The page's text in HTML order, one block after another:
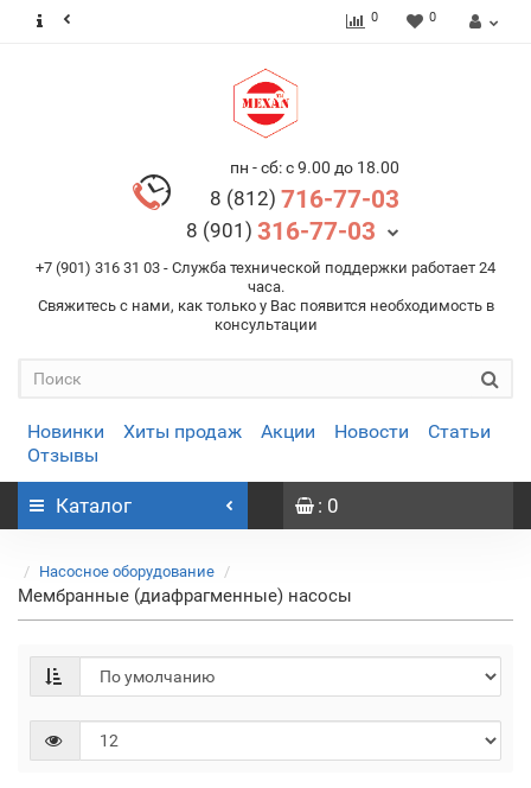
0 0
пн - сб: с 9.00 до 18.00
8 (812) 716-77-03
8 (901) 316-77-03
+7 (901) 316 31 03 - Служба технической поддержки работает 24
часа.
Свяжитесь с нами, как только у Вас появится необходимость в
консультации
Новинки Хиты продаж Акции Новости
Статьи
Отзывы
Каталог : 0
Насосное оборудование
Мембранные (диафрагменные) насосы